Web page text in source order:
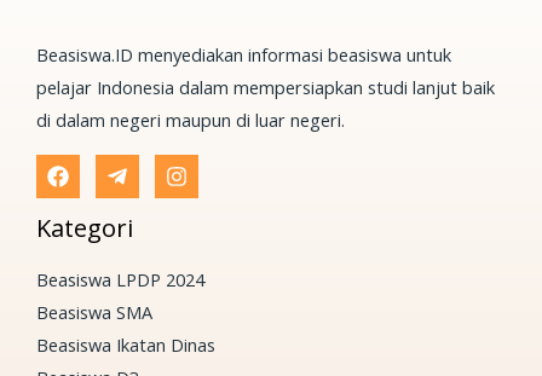
Beasiswa.ID menyediakan informasi beasiswa untuk
pelajar Indonesia dalam mempersiapkan studi lanjut baik
di dalam negeri maupun di luar negeri.
Kategori
Beasiswa LPDP 2024
Beasiswa SMA
Beasiswa Ikatan Dinas